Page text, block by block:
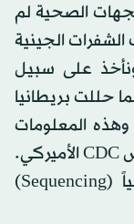
الصحية لم
الجينية
على سبيل
ألف جين، بينما حللت بريطانيا
وهذه المعلومات
مبنية على تأكيد مركز مكافحة الأمراض CDC الأميركي.
والمقابل شفرت بريطانيا حالات جينياً (Sequencing)